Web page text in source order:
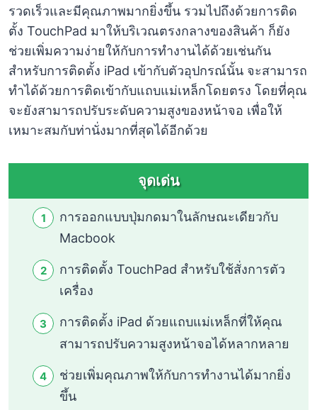
รวดเร็วและมีคุณภาพมากยิ่งขึ้น รวมไปถึงด้วยการติด
ตั้ง TouchPad มาให้บริเวณตรงกลางของสินค้า ก็ยัง
ช่วยเพิ่มความง่ายให้กับการทำงานได้ด้วยเช่นกัน
สำหรับการติดตั้ง iPad เข้ากับตัวอุปกรณ์นั้น จะสามารถ
ทำได้ด้วยการติดเข้ากับแถบแม่เหล็กโดยตรง โดยที่คุณ
จะยังสามารถปรับระดับความสูงของหน้าจอ เพื่อให้
เหมาะสมกับท่านั่งมากที่สุดได้อีกด้วย
จุดเด่น
การออกแบบปุ่มกดมาในลักษณะเดียวกับ
Macbook
การติดตั้ง TouchPad สำหรับใช้สั่งการตัว
เครื่อง
การติดตั้ง iPad ด้วยแถบแม่เหล็กที่ให้คุณ
สามารถปรับความสูงหน้าจอได้หลากหลาย
ช่วยเพิ่มคุณภาพให้กับการทำงานได้มากยิ่ง
ขึ้น